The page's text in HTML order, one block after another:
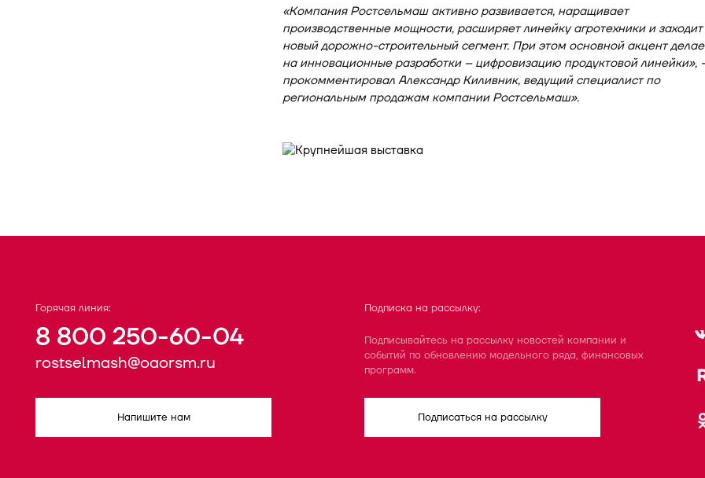
«Компания Ростсельмаш активно развивается, наращивает
производственные мощности, расширяет линейку агротехники и заходит
новый дорожно-строительный сегмент. При этом основной акцент
на инновационные разработки – цифровизацию продуктовой линейки», -
прокомментировал Александр Киливник, ведущий специалист по
региональным продажам компании Ростсельмаш».
Горячая линия:
8 800 250-60-04
rostselmash@oaorsm.ru
Напишите нам
Подписка на рассылку:
Подписывайтесь на рассылку новостей компании и
событий по обновлению модельного ряда, финансовых
программ.
Подписаться на рассылку